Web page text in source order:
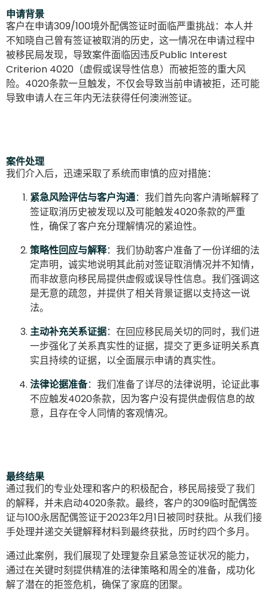
申请背景
客户在申请309/100境外配偶签证时面临严重挑战：本人并
不知晓自己曾有签证被取消的历史，这一情况在申请过程中
被移民局发现，导致案件面临因违反Public Interest
Criterion 4020（虚假或误导性信息）而被拒签的重大风
险。4020条款一旦触发，不仅会导致当前申请被拒，还可能
导致申请人在三年内无法获得任何澳洲签证。
案件处理
我们介入后，迅速采取了系统而审慎的应对措施：
紧急风险评估与客户沟通：我们首先向客户清晰解释了
签证取消历史被发现以及可能触发4020条款的严重
性，确保了客户充分理解情况的紧迫性。
策略性回应与解释：我们协助客户准备了一份详细的法
定声明，诚实地说明其此前对签证取消情况并不知情，
而非故意向移民局提供虚假或误导性信息。我们强调这
是无意的疏忽，并提供了相关背景证据以支持这一说
法。
主动补充关系证据：在回应移民局关切的同时，我们进
一步强化了关系真实性的证据，提交了更多证明关系真
实且持续的证据，以全面展示申请的真实性。
法律论据准备：我们准备了详尽的法律说明，论证此事
不应触发4020条款，因为客户没有提供虚假信息的故
意，且存在令人同情的客观情况。
最终结果
通过我们的专业处理和客户的积极配合，移民局接受了我们
的解释，并未启动4020条款。最终，客户的309临时配偶签
证与100永居配偶签证于2023年2月1日被同时获批。从我们接
手处理并递交关键解释材料到最终获批，历时约四个多月。
通过此案例，我们展现了处理复杂且紧急签证状况的能力，
通过在关键时刻提供精准的法律策略和周全的准备，成功化
解了潜在的拒签危机，确保了家庭的团聚。